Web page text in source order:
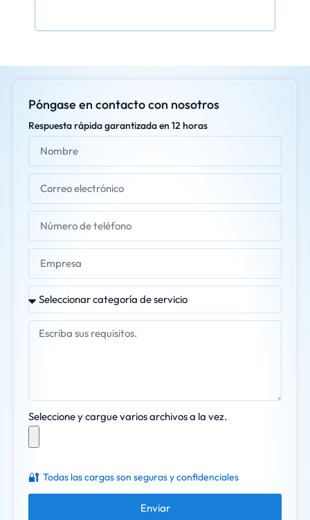
Póngase en contacto con nosotros
Respuesta rápida garantizada en 12 horas
Seleccione y cargue varios archivos a la vez.
🔐 Todas las cargas son seguras y confidenciales
Enviar